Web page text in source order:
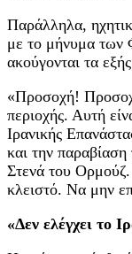
Παράλληλα,
με το μήνυμα των
ακούγονται τα
«Προσοχή!
περιοχής. Αυτή
Ιρανικής
και την
Στενά του
κλειστό. Να μην
«Δεν ελέγχει το